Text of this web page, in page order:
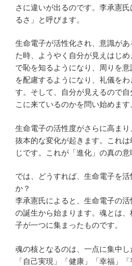
さに違いが出るのです。李承憲
るさ」と呼びます。
生命電子が活性化され、意識が
た時、ようやく自分が見えはじ
で恥を知るようになり、周りを
を配慮するようになり、礼儀を
す。そして、自分が見えるので自
こに来ているのかを問い始めます
生命電子の活性度がさらに高まり
抜本的な変化が起きます。これ
じです。これが「進化」の真の意
では、どうすれば、生命電子を
か？
李承憲氏によると、生命電子の活
の誕生から始まります。魂とは
子が一つに集まったものです。
魂の核となるのは、一点に集中
「自己実現」「健康」「幸福」